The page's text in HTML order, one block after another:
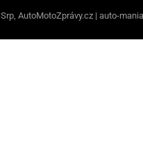
AutoMotoZprávy.cz | auto-